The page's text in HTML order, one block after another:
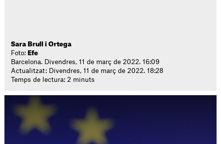
Sara Brull i Ortega
Foto: Efe
Barcelona. Divendres, 11 de març de 2022. 16:09
Actualitzat: Divendres, 11 de març de 2022. 18:28
Temps de lectura: 2 minuts